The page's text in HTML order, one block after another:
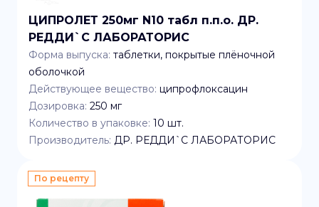
ЦИПРОЛЕТ 250мг N10 табл п.п.о. ДР.
РЕДДИ`C ЛАБОРАТОРИС
Форма выпуска: таблетки, покрытые плёночной
оболочкой
Действующее вещество: ципрофлоксацин
Дозировка: 250 мг
Количество в упаковке: 10 шт.
Производитель: ДР. РЕДДИ`C ЛАБОРАТОРИС
По рецепту